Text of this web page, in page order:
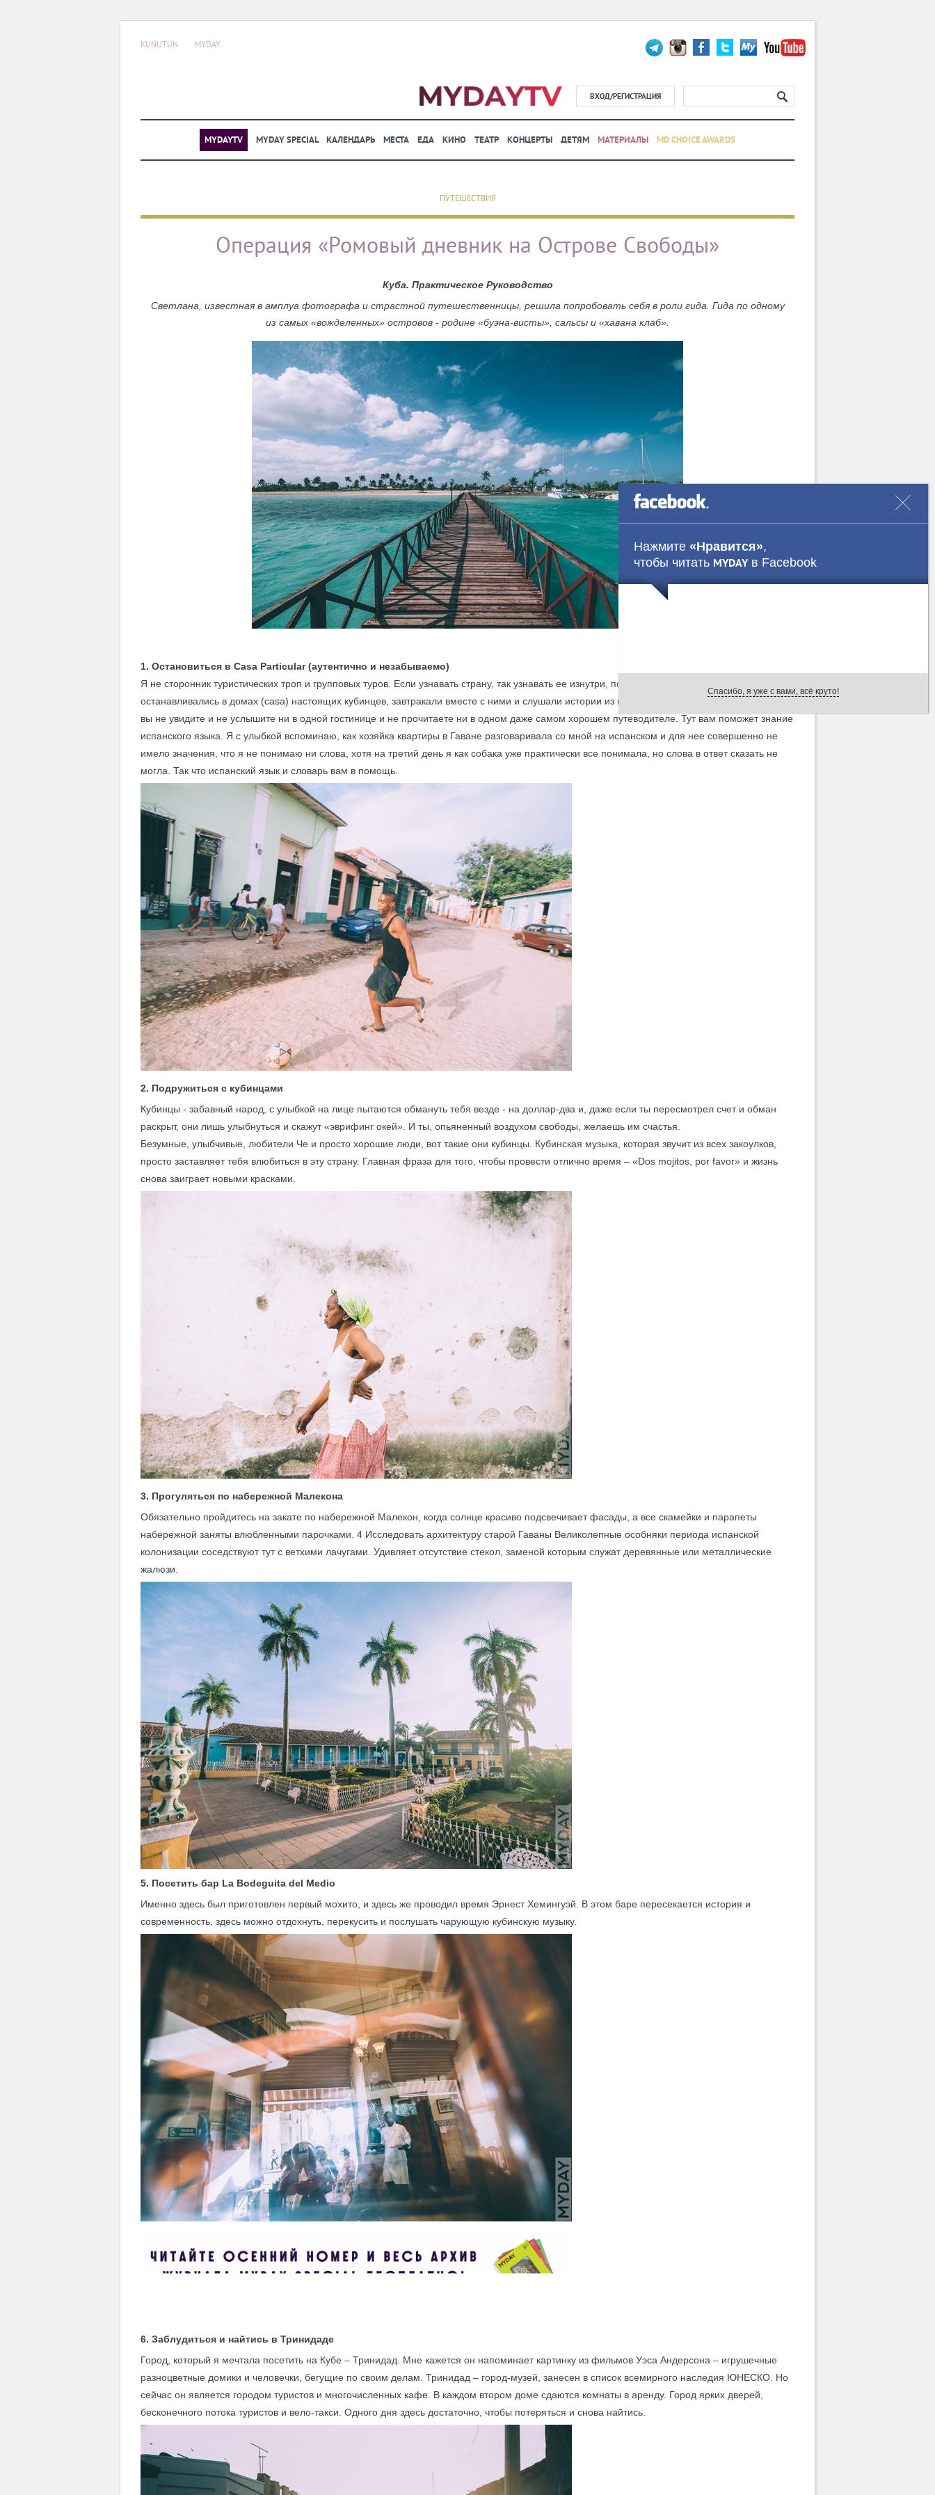
KUNUTUN MYDAY
ВХОД/РЕГИСТРАЦИЯ
MYDAYTV MYDAY SPECIAL КАЛЕНДАРЬ МЕСТА ЕДА КИНО ТЕАТР КОНЦЕРТЫ ДЕТЯМ МАТЕРИАЛЫ MD CHOICE AWARDS
ПУТЕШЕСТВИЯ
Операция «Ромовый дневник на Острове Свободы»
Куба. Практическое Руководство
Светлана, известная в амплуа фотографа и страстной путешественницы, решила попробовать себя в роли гида. Гида по одному
из самых «вожделенных» островов - родине «буэна-висты», сальсы и «хавана клаб».
1. Остановиться в Casa Particular (аутентично и незабываемо)
Я не сторонник туристических троп и групповых туров. Если узнавать страну, так узнавать ее изнутри, поэтому в каждом городе мы
останавливались в домах (casa) настоящих кубинцев, завтракали вместе с ними и слушали истории из настоящей кубинской жизни, которые
вы не увидите и не услышите ни в одной гостинице и не прочитаете ни в одном даже самом хорошем путеводителе. Тут вам поможет знание
испанского языка. Я с улыбкой вспоминаю, как хозяйка квартиры в Гаване разговаривала со мной на испанском и для нее совершенно не
имело значения, что я не понимаю ни слова, хотя на третий день я как собака уже практически все понимала, но слова в ответ сказать не
могла. Так что испанский язык и словарь вам в помощь.
2. Подружиться с кубинцами
Кубинцы - забавный народ, с улыбкой на лице пытаются обмануть тебя везде - на доллар-два и, даже если ты пересмотрел счет и обман
раскрыт, они лишь улыбнуться и скажут «эврифинг окей». И ты, опьяненный воздухом свободы, желаешь им счастья.
Безумные, улыбчивые, любители Че и просто хорошие люди, вот такие они кубинцы. Кубинская музыка, которая звучит из всех закоулков,
просто заставляет тебя влюбиться в эту страну. Главная фраза для того, чтобы провести отлично время – «Dos mojitos, por favor» и жизнь
снова заиграет новыми красками.
3. Прогуляться по набережной Малекона
Обязательно пройдитесь на закате по набережной Малекон, когда солнце красиво подсвечивает фасады, а все скамейки и парапеты
набережной заняты влюбленными парочками. 4 Исследовать архитектуру старой Гаваны Великолепные особняки периода испанской
колонизации соседствуют тут с ветхими лачугами. Удивляет отсутствие стекол, заменой которым служат деревянные или металлические
жалюзи.
5. Посетить бар La Bodeguita del Medio
Именно здесь был приготовлен первый мохито, и здесь же проводил время Эрнест Хемингуэй. В этом баре пересекается история и
современность, здесь можно отдохнуть, перекусить и послушать чарующую кубинскую музыку.
6. Заблудиться и найтись в Тринидаде
Город, который я мечтала посетить на Кубе – Тринидад. Мне кажется он напоминает картинку из фильмов Уэса Андерсона – игрушечные
разноцветные домики и человечки, бегущие по своим делам. Тринидад – город-музей, занесен в список всемирного наследия ЮНЕСКО. Но
сейчас он является городом туристов и многочисленных кафе. В каждом втором доме сдаются комнаты в аренду. Город ярких дверей,
бесконечного потока туристов и вело-такси. Одного дня здесь достаточно, чтобы потеряться и снова найтись.
Нажмите «Нравится»,
чтобы читать MYDAYв Facebook
Спасибо, я уже с вами, всё круто!